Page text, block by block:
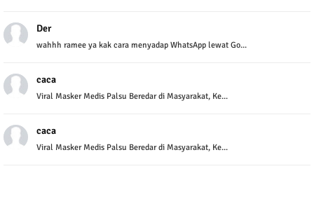
Der
wahhh ramee ya kak cara menyadap WhatsApp lewat Go...
caca
Viral Masker Medis Palsu Beredar di Masyarakat, Ke...
caca
Viral Masker Medis Palsu Beredar di Masyarakat, Ke...